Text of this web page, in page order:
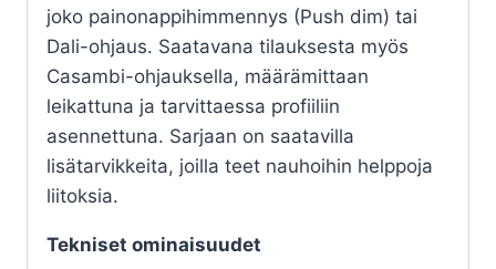
joko painonappihimmennys (Push dim) tai
Dali-ohjaus. Saatavana tilauksesta myös
Casambi-ohjauksella, määrämittaan
leikattuna ja tarvittaessa profiiliin
asennettuna. Sarjaan on saatavilla
lisätarvikkeita, joilla teet nauhoihin helppoja
liitoksia.
Tekniset ominaisuudet